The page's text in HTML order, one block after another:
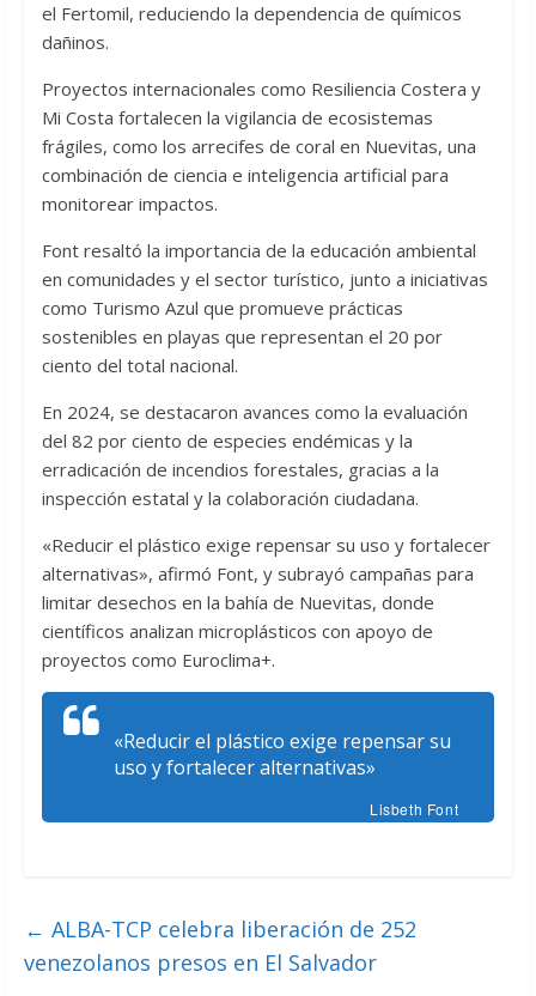
el Fertomil, reduciendo la dependencia de químicos
dañinos.
Proyectos internacionales como Resiliencia Costera y
Mi Costa fortalecen la vigilancia de ecosistemas
frágiles, como los arrecifes de coral en Nuevitas, una
combinación de ciencia e inteligencia artificial para
monitorear impactos.
Font resaltó la importancia de la educación ambiental
en comunidades y el sector turístico, junto a iniciativas
como Turismo Azul que promueve prácticas
sostenibles en playas que representan el 20 por
ciento del total nacional.
En 2024, se destacaron avances como la evaluación
del 82 por ciento de especies endémicas y la
erradicación de incendios forestales, gracias a la
inspección estatal y la colaboración ciudadana.
«Reducir el plástico exige repensar su uso y fortalecer
alternativas», afirmó Font, y subrayó campañas para
limitar desechos en la bahía de Nuevitas, donde
científicos analizan microplásticos con apoyo de
proyectos como Euroclima+.
«Reducir el plástico exige repensar su
uso y fortalecer alternativas»
Lisbeth Font
← ALBA-TCP celebra liberación de 252
venezolanos presos en El Salvador